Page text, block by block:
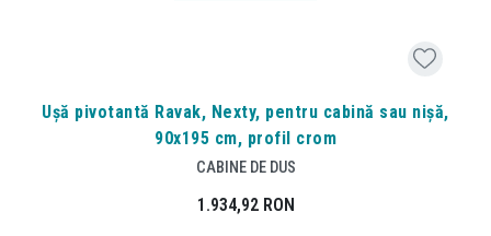
Ușă pivotantă Ravak, Nexty, pentru cabină sau nișă,
90x195 cm, profil crom
CABINE DE DUS
1.934,92 RON